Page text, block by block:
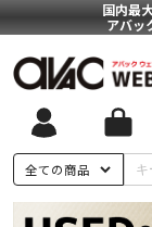
国内最
アバッ
全ての商品